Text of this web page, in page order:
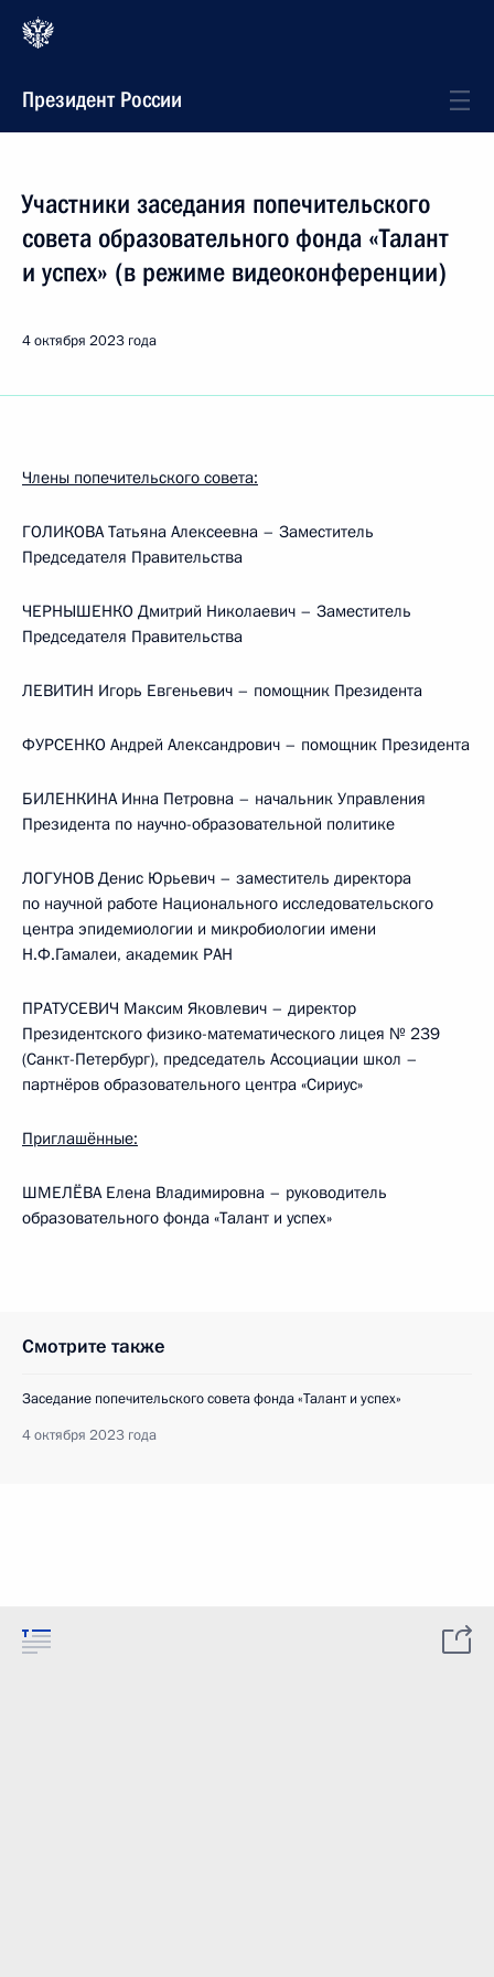
Президент России
Участники заседания попечительского
совета образовательного фонда «Талант
и успех» (в режиме видеоконференции)
4 октября 2023 года
Члены попечительского совета:
ГОЛИКОВА Татьяна Алексеевна – Заместитель
Председателя Правительства
ЧЕРНЫШЕНКО Дмитрий Николаевич – Заместитель
Председателя Правительства
ЛЕВИТИН Игорь Евгеньевич – помощник Президента
ФУРСЕНКО Андрей Александрович – помощник Президента
БИЛЕНКИНА Инна Петровна – начальник Управления
Президента по научно-образовательной политике
ЛОГУНОВ Денис Юрьевич – заместитель директора
по научной работе Национального исследовательского
центра эпидемиологии и микробиологии имени
Н.Ф.Гамалеи, академик РАН
ПРАТУСЕВИЧ Максим Яковлевич – директор
Президентского физико-математического лицея № 239
(Санкт-Петербург), председатель Ассоциации школ –
партнёров образовательного центра «Сириус»
Приглашённые:
ШМЕЛЁВА Елена Владимировна – руководитель
образовательного фонда «Талант и успех»
Смотрите также
Заседание попечительского совета фонда «Талант и успех»
4 октября 2023 года